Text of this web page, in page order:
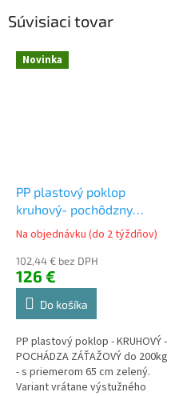
Súvisiaci tovar
Novinka
PP plastový poklop
kruhový- pochôdzny
záťažový ZELENÝ ø65 cm
pre nádrže a šachty
značky Plasticbox
Na objednávku (do 2 týždňov)
102,44 € bez DPH
126 €
Do košíka
PP plastový poklop - KRUHOVÝ -
POCHÁDZA ZÁŤAŽOVÝ do 200kg
- s priemerom 65 cm zelený.
Variant vrátane výstužného